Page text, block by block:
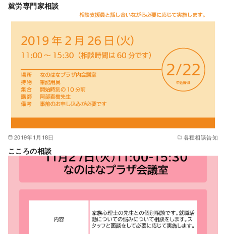
就労専門家相談
2019年1月18日 各種相談告知
こころの相談